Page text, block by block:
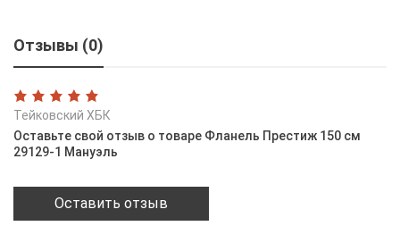
Отзывы (0)
Тейковский ХБК
Оставьте свой отзыв о товаре Фланель Престиж 150 см
29129-1 Мануэль
Оставить отзыв